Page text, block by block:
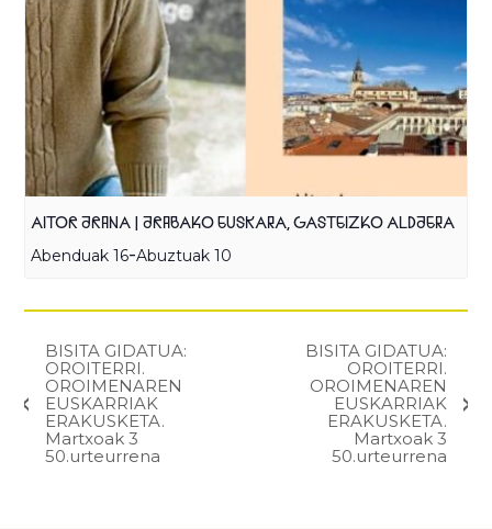
AITOR ARANA | ARABAKO EUSKARA, GASTEIZKO ALDAERA
Abenduak 16-Abuztuak 10
BISITA GIDATUA:
OROITERRI.
OROIMENAREN
EUSKARRIAK
ERAKUSKETA.
Martxoak 3
50.urteurrena
BISITA GIDATUA:
OROITERRI.
OROIMENAREN
EUSKARRIAK
ERAKUSKETA.
Martxoak 3
50.urteurrena